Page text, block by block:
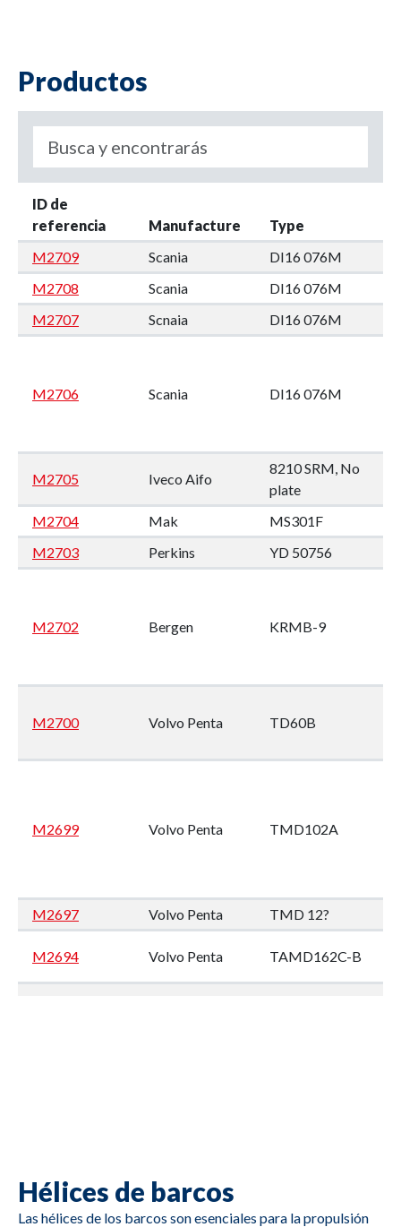
Productos
ID de
referencia
Manufacture
Type
M2709
Scania
DI16 076M
M2708
Scania
DI16 076M
M2707
Scnaia DI16 076M
M2706 Scania DI16 076M
M2705 Iveco Aifo
8210 SRM, No
plate
M2704
Mak
MS301F
M2703
Perkins YD 50756
M2702 Bergen KRMB-9
M2700 Volvo Penta TD60B
M2699 Volvo Penta TMD102A
M2697 Volvo Penta TMD 12?
M2694 Volvo Penta TAMD162C-B
M2691 Caterpillar
Hélices de barcos
Las hélices de los barcos son esenciales para la propulsión